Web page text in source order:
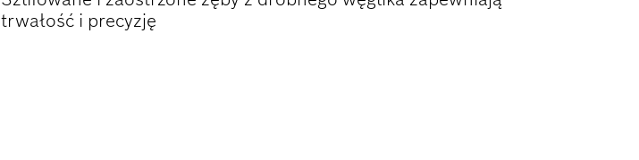
trwałość i precyzję